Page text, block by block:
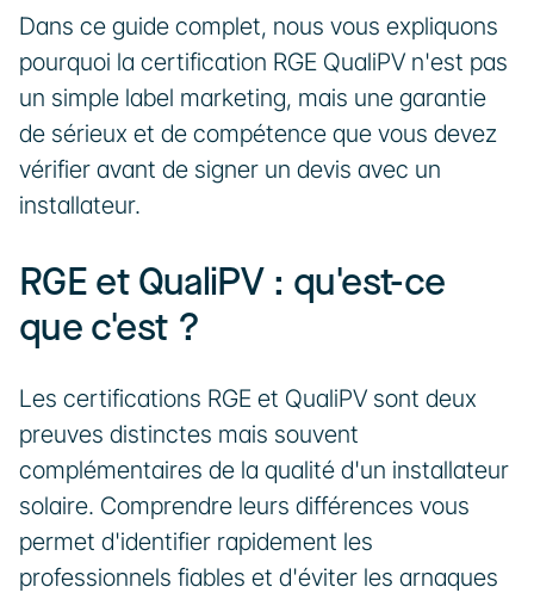
Dans ce guide complet, nous vous expliquons
pourquoi la certification RGE QualiPV n'est pas
un simple label marketing, mais une garantie
de sérieux et de compétence que vous devez
vérifier avant de signer un devis avec un
installateur.
RGE et QualiPV : qu'est-ce
que c'est ?
Les certifications RGE et QualiPV sont deux
preuves distinctes mais souvent
complémentaires de la qualité d'un installateur
solaire. Comprendre leurs différences vous
permet d'identifier rapidement les
professionnels fiables et d'éviter les arnaques